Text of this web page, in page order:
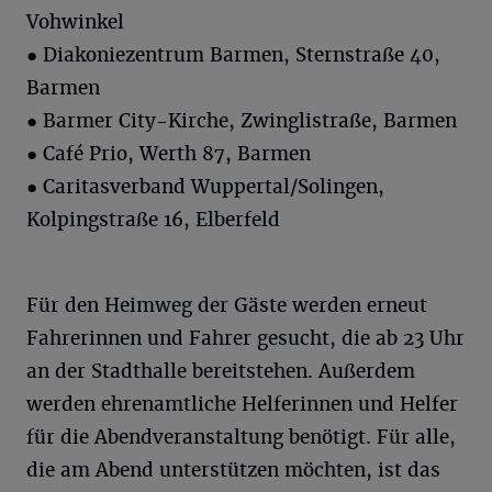
Vohwinkel
● Diakoniezentrum Barmen, Sternstraße 40,
Barmen
● Barmer City-Kirche, Zwinglistraße, Barmen
● Café Prio, Werth 87, Barmen
● Caritasverband Wuppertal/Solingen,
Kolpingstraße 16, Elberfeld
Für den Heimweg der Gäste werden erneut
Fahrerinnen und Fahrer gesucht, die ab 23 Uhr
an der Stadthalle bereitstehen. Außerdem
werden ehrenamtliche Helferinnen und Helfer
für die Abendveranstaltung benötigt. Für alle,
die am Abend unterstützen möchten, ist das